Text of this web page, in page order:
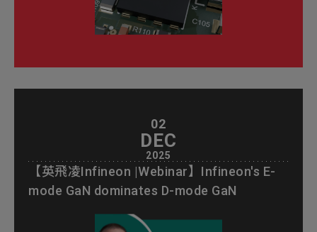
02
DEC
2025
【英飛凌Infineon |Webinar】Infineon's E-
mode GaN dominates D-mode GaN